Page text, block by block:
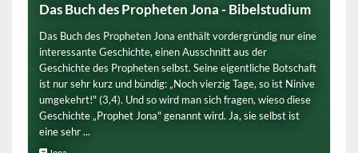
Das Buch des Propheten Jona - Bibelstudium
Das Buch des Propheten Jona enthält vordergründig nur eine
interessante Geschichte, einen Ausschnitt aus der
Geschichte des Propheten selbst. Seine eigentliche Botschaft
ist nur sehr kurz und bündig: „Noch vierzig Tage, so ist Ninive
umgekehrt!" (3,4). Und so wird man sich fragen, wieso diese
Geschichte „Prophet Jona" genannt wird. Ja, sie selbst ist
eine sehr ...